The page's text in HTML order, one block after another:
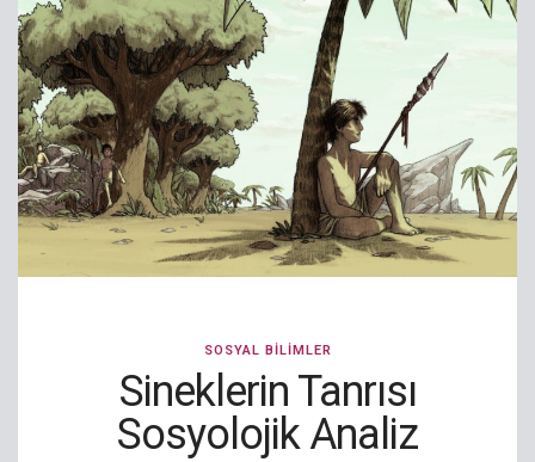
SOSYAL BILIMLER
Sineklerin Tanrısı
Sosyolojik Analiz